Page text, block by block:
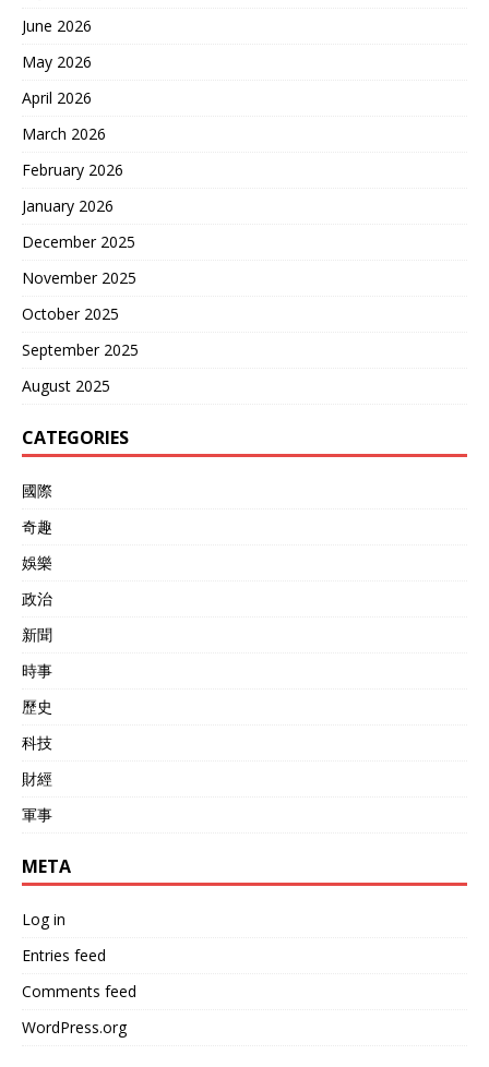
人都懂。 墨西哥则利用了它
与美国长达三千多公里的陆
定里货物抽检率较低的漏
洞。中国稀土运抵墨西哥
产”，堂而皇之地装上卡车，
就能长驱直入美国。 这种陆
路运输的隐蔽性和灵活性，
是海上运输拍马也赶不上
也为这些见不得光的生意提
供了绝佳掩护。 为了躲避中
国海关的火眼金睛，走私分
子的手段更是无奇不有，简
的“猫鼠游戏”。他们把稀土
粉末掺在铁砂、瓷砖胶里，
申报成“化肥”，或者干脆把
来，以防X光机的扫描。 更
进饮料瓶，甚至藏在塑料模
择手段，刷新了下限，这简
直就是把高科技产品当成了
毒品在贩运。 更让人警惕的
是，这条走私链条并非完全
在着内外勾结的现象，例
如，广西某化工企业的泰国
子公司，在短短半年内就向
美国输送了超过三千吨的锑
起特大案件，更是牵扯出17
家国内企业与海外的空壳公
司，它们居然形成了一条从
矿山开采、国内转运、海外
的完整闭环，触目惊心。 中
国打响稀土保卫战 面对如此
不会坐视不理，一场全方
位、多层次的资源保卫战悄
然打响，如同落子布局。
2025年7月新修订的《矿产
私的最高刑期直接飙升到10
June 2026
May 2026
April 2026
March 2026
February 2026
January 2026
December 2025
November 2025
October 2025
September 2025
August 2025
CATEGORIES
國際
奇趣
娛樂
政治
新聞
時事
歷史
科技
財經
軍事
META
Log in
Entries feed
Comments feed
WordPress.org